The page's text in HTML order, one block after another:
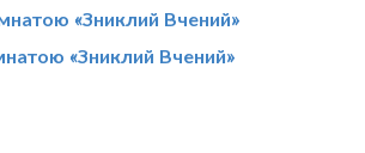
«Зниклий Вчений»
«Зниклий Вчений»